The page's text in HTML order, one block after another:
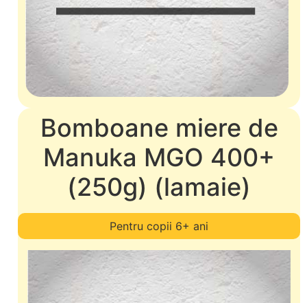
Bomboane miere de
Manuka MGO 400+
(250g) (lamaie)
Pentru copii 6+ ani